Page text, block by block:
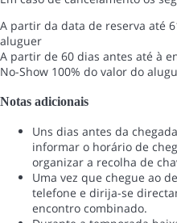
A partir da data de reserva até
aluguer
A partir de 60 dias antes até à
No-Show 100% do valor do
Notas adicionais
Uns dias antes da
informar o horário de
organizar a recolha de
Uma vez que chegue ao
telefone e dirija-se
encontro combinado.